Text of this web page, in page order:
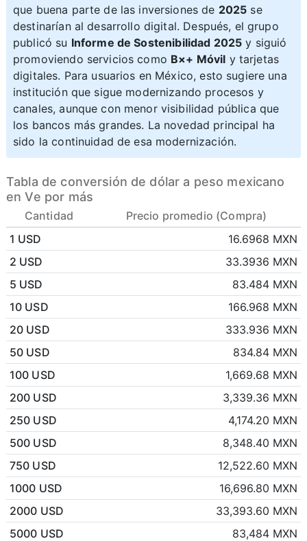
que buena parte de las inversiones de 2025 se
destinarían al desarrollo digital. Después, el grupo
publicó su Informe de Sostenibilidad 2025 y siguió
promoviendo servicios como B×+ Móvil y tarjetas
digitales. Para usuarios en México, esto sugiere una
institución que sigue modernizando procesos y
canales, aunque con menor visibilidad pública que
los bancos más grandes. La novedad principal ha
sido la continuidad de esa modernización.
Tabla de conversión de dólar a peso mexicano
en Ve por más
Cantidad
Precio promedio (Compra)
1 USD
16.6968 MXN
2 USD
33.3936 MXN
5 USD
83.484 MXN
10 USD
166.968 MXN
20 USD
333.936 MXN
50 USD
834.84 MXN
100 USD
1,669.68 MXN
200 USD
3,339.36 MXN
250 USD
4,174.20 MXN
500 USD
8,348.40 MXN
750 USD
12,522.60 MXN
1000 USD
16,696.80 MXN
2000 USD
33,393.60 MXN
5000 USD
83,484 MXN